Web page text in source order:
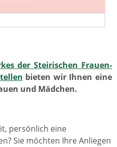
der Steirischen Frauen-
bieten wir Ihnen eine
und Mädchen.
persönlich eine
Sie möchten Ihre Anliegen